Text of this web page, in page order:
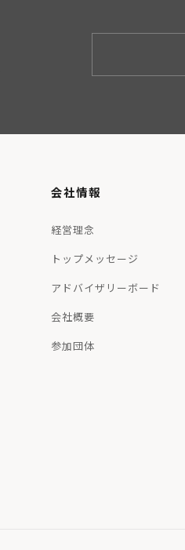
会社情報
経営理念
トップメッセージ
アドバイザリーボード
会社概要
参加団体